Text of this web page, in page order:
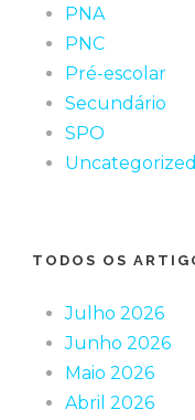
PNA
PNC
Pré-escolar
Secundário
SPO
Uncategorized
TODOS OS
Julho 2026
Junho 2026
Maio 2026
Abril 2026